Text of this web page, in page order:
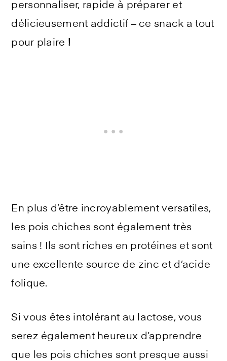
personnaliser, rapide à préparer et
délicieusement addictif – ce snack a tout
pour plaire !
En plus d’être incroyablement versatiles,
les pois chiches sont également très
sains ! Ils sont riches en protéines et sont
une excellente source de zinc et d’acide
folique.
Si vous êtes intolérant au lactose, vous
serez également heureux d’apprendre
que les pois chiches sont presque aussi